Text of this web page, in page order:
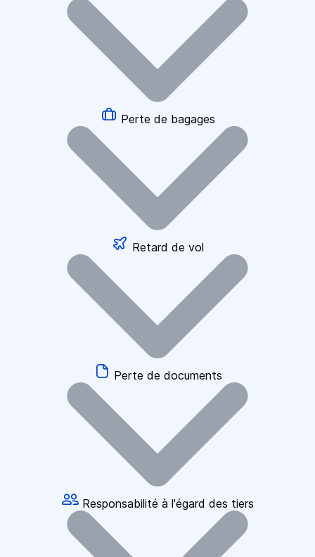
Perte de bagages
Retard de vol
Perte de documents
Responsabilité à l'égard des tiers